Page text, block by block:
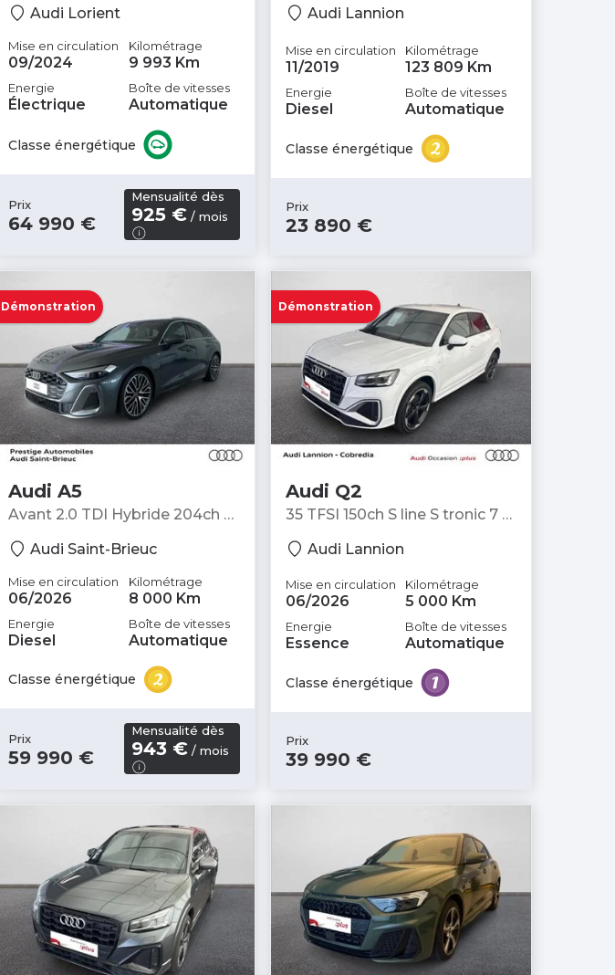
Audi Lorient
Mise en circulation
09/2024
Kilométrage
9 993 Km
Energie
Électrique
Boîte de vitesses
Automatique
Classe énergétique
Prix
64 990 €
Mensualité dès
925 €/ mois
Audi Lannion
Mise en circulation
11/2019
Kilométrage
123 809 Km
Energie
Diesel
Boîte de vitesses
Automatique
Classe énergétique
Prix
23 890 €
Démonstration
Audi A5
Avant 2.0 TDI Hybride 204ch S
Audi Saint-Brieuc
Mise en circulation
06/2026
Kilométrage
8 000 Km
Energie
Diesel
Boîte de vitesses
Automatique
Classe énergétique
Prix
59 990 €
Mensualité dès
943 €/ mois
Démonstration
Audi Q2
35 TFSI 150ch S line S tronic 7 -
Audi Lannion
Mise en circulation
06/2026
Kilométrage
5 000 Km
Energie
Essence
Boîte de vitesses
Automatique
Classe énergétique
Prix
39 990 €